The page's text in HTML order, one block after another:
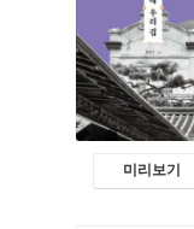
미리보기